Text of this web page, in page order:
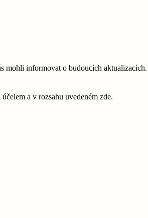
informovat o budoucích
a v rozsahu uvedeném zde.